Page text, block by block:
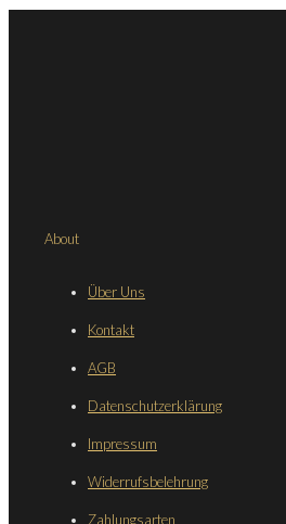
About
Über Uns
Kontakt
AGB
Datenschutzerklärung
Impressum
Widerrufsbelehrung
Zahlungsarten